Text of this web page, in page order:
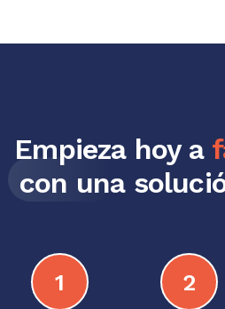
Empieza hoy a
con una
1 2